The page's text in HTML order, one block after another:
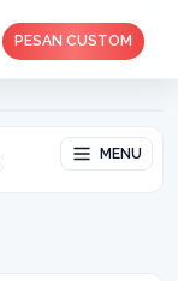
PESAN CUSTOM
MENU